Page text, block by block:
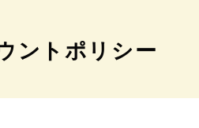
ントポリシー